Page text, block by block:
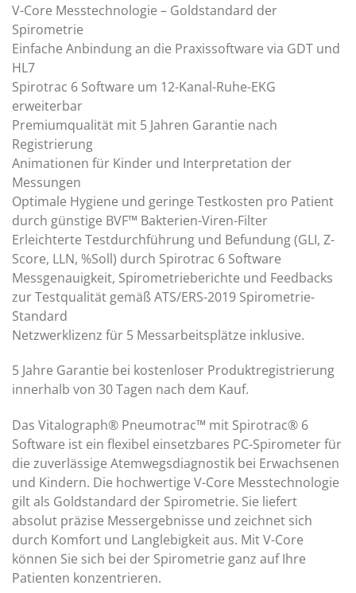
V-Core Messtechnologie – Goldstandard der
Spirometrie
Einfache Anbindung an die Praxissoftware via GDT und
HL7
Spirotrac 6 Software um 12-Kanal-Ruhe-EKG
erweiterbar
Premiumqualität mit 5 Jahren Garantie nach
Registrierung
Animationen für Kinder und Interpretation der
Messungen
Optimale Hygiene und geringe Testkosten pro Patient
durch günstige BVF™ Bakterien-Viren-Filter
Erleichterte Testdurchführung und Befundung (GLI, Z-
Score, LLN, %Soll) durch Spirotrac 6 Software
Messgenauigkeit, Spirometrieberichte und Feedbacks
zur Testqualität gemäß ATS/ERS-2019 Spirometrie-
Standard
Netzwerklizenz für 5 Messarbeitsplätze inklusive.
5 Jahre Garantie bei kostenloser Produktregistrierung
innerhalb von 30 Tagen nach dem Kauf.
Das Vitalograph® Pneumotrac™ mit Spirotrac® 6
Software ist ein flexibel einsetzbares PC-Spirometer für
die zuverlässige Atemwegsdiagnostik bei Erwachsenen
und Kindern. Die hochwertige V-Core Messtechnologie
gilt als Goldstandard der Spirometrie. Sie liefert
absolut präzise Messergebnisse und zeichnet sich
durch Komfort und Langlebigkeit aus. Mit V-Core
können Sie sich bei der Spirometrie ganz auf Ihre
Patienten konzentrieren.